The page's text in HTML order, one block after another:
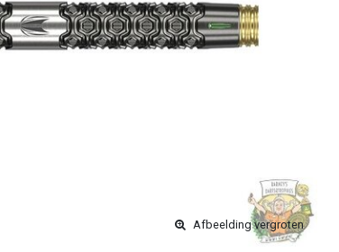
Afbeelding vergroten